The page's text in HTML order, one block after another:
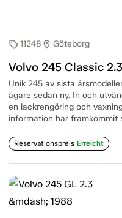
sell11248 location_on Göteborg
Volvo 245 Classic
Unik 245 av sista
ägare sedan ny. In och
en lackrengöring och
information har framkommit
Reservationspreis Erreicht